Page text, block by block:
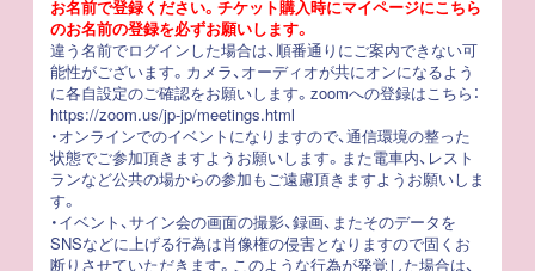
お名前で登録ください。チケット購入時にマイページにこちら
のお名前の登録を必ずお願いします。
違う名前でログインした場合は、順番通りにご案内できない可
能性がございます。カメラ、オーディオが共にオンになるよう
に各自設定のご確認をお願いします。zoomへの登録はこちら：
https://zoom.us/jp-jp/meetings.html
・オンラインでのイベントになりますので、通信環境の整った
状態でご参加頂きますようお願いします。また電車内、レスト
ランなど公共の場からの参加もご遠慮頂きますようお願いしま
す。
・イベント、サイン会の画面の撮影、録画、またそのデータを
SNSなどに上げる行為は肖像権の侵害となりますので固くお
断りさせていただきます。このような行為が発覚した場合は、